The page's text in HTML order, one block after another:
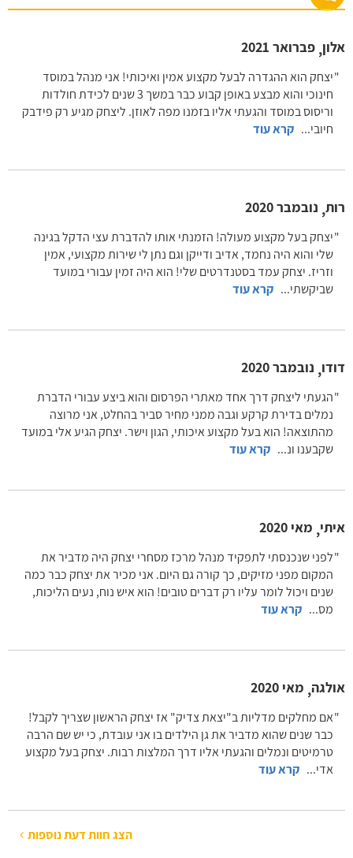
אלון,פברואר 2021
יצחק הוא ההגדרה לבעל מקצוע אמין ואיכותי! אני מנהל במוסד
חינוכי והוא מבצע באופן קבוע כבר במשך 3 שנים לכידת חולדות
וריסוס במוסד והגעתי אליו בזמנו מפה לאוזן. ליצחק מגיע רק פידבק
חיובי... קרא עוד
רות, נובמבר 2020
יצחק בעל מקצוע מעולה! הזמנתי אותו להדברת עצי הדקל בגינה
שלי והוא היה נחמד, אדיב ודייקן וגם נתן לי שירות מקצועי, אמין
וזריז. יצחק עמד בסטנדרטים שלי! הוא היה זמין עבורי במועד
שביקשתי... קרא עוד
דודו, נובמבר 2020
הגעתי ליצחק דרך אחד מאתרי הפרסום והוא ביצע עבורי הדברת
נמלים בדירת קרקע וגבה ממני מחיר סביר בהחלט, אני מרוצה
מהתוצאה! הוא בעל מקצוע איכותי, הגון וישר. יצחק הגיע אלי במועד
שקבענו ונ... קרא עוד
איתי, מאי 2020
לפני שנכנסתי לתפקיד מנהל מרכז מסחרי יצחק היה מדביר את
המקום מפני מזיקים, כך קורה גם היום. אני מכיר את יצחק כבר כמה
שנים ויכול לומר עליו רק דברים טובים! הוא איש נוח, נעים הליכות,
מס... קרא עוד
אולגה, מאי 2020
אם מחלקים מדליות ב"יצאת צדיק" אז יצחק הראשון שצריך לקבל!
כבר שנים שהוא מדביר את גן הילדים בו אני עובדת, כי יש שם הרבה
טרמיטים ונמלים והגעתי אליו דרך המלצות רבות. יצחק בעל מקצוע
אדי... קרא עוד
הצג חוות דעת נוספות